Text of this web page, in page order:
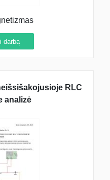
darbą
RLC
analizė